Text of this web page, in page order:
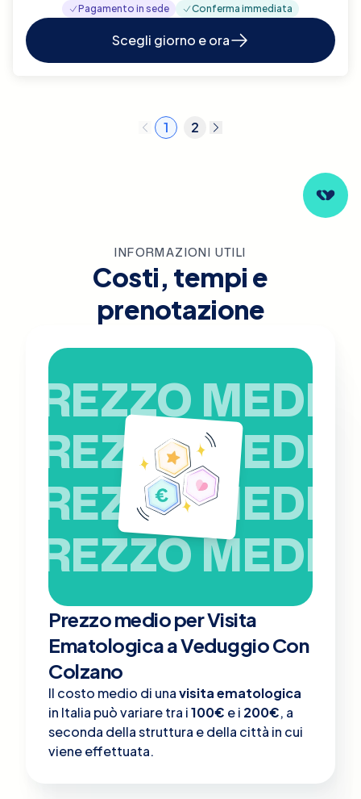
Pagamento in sede Conferma immediata
Scegli giorno e ora
1 2
INFORMAZIONI UTILI
Costi, tempi e
prenotazione
PREZZO MEDIO
PREZZO MEDIO
PREZZO MEDIO
PREZZO MEDIO
Prezzo medio per Visita
Ematologica a Veduggio Con
Colzano
Il costo medio di unavisita ematologica
in Italia può variare tra i100€ e i 200€, a
seconda della struttura e della città in cui
viene effettuata.